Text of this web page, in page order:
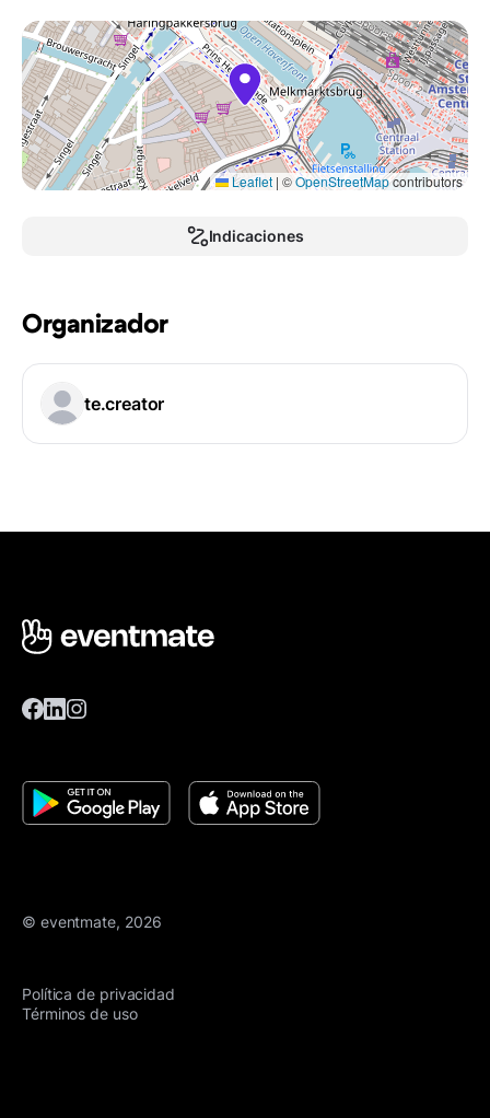
Leaflet | ©OpenStreetMapcontributors
Indicaciones
Organizador
te.creator
© eventmate, 2026
Política de privacidad
Términos de uso